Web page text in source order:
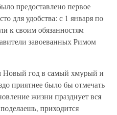
предоставлено первое
для удобства: с 1 января по
к своим обязанностям
завоеванных Римом
Новый год в самый хмурый и
приятнее было бы отмечать
жизни празднует вся
приходится